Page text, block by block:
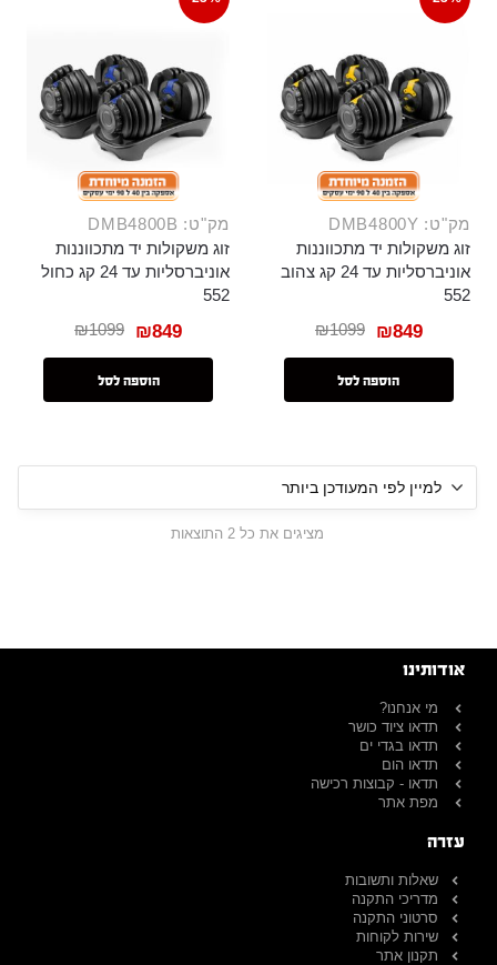
מק"ט: DMB4800Y
זוג משקולות יד מתכווננות
אוניברסליות עד 24 קג צהוב
552
₪1099 ₪849
הוספה לסל
מק"ט: DMB4800B
זוג משקולות יד מתכווננות
אוניברסליות עד 24 קג כחול
552
₪1099 ₪849
הוספה לסל
מציגים את כל ⁦2⁩ התוצאות
אודותינו
מי אנחנו?
תדאו ציוד כושר
תדאו בגדי ים
תדאו הום
תדאו - קבוצות רכישה
מפת אתר
עזרה
שאלות ותשובות
מדריכי התקנה
סרטוני התקנה
שירות לקוחות
תקנון אתר